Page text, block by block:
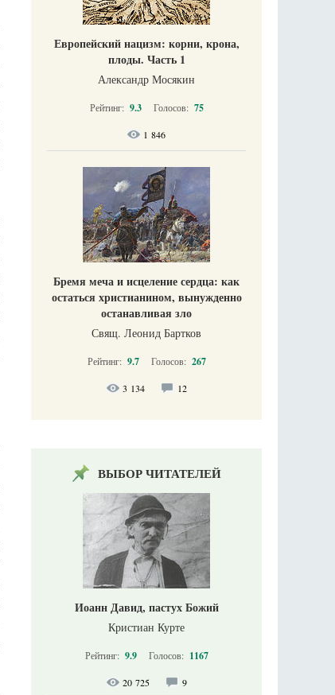
Европейский нацизм: корни, крона,
плоды. Часть 1
Александр Мосякин
Рейтинг: 9.3 Голосов: 75
1 846
Бремя меча и исцеление сердца: как
остаться христианином, вынужденно
останавливая зло
Свящ. Леонид Бартков
Рейтинг: 9.7 Голосов: 267
3 134 12
ВЫБОР ЧИТАТЕЛЕЙ
Иоанн Давид, пастух Божий
Кристиан Курте
Рейтинг: 9.9 Голосов: 1167
20 725 9